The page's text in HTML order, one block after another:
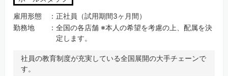
雇用形態
正社員（試用期間3ヶ月間）
勤務地
全国の各店舗 ※本人の希望を考慮の上、配属を決
定します。
社員の教育制度が充実している全国展開の大手チェーンで
す。